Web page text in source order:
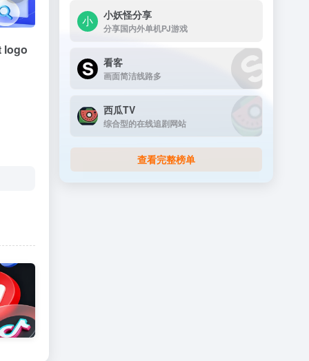
logo
小妖怪分享
分享国内外单机PJ游戏
看客
画面简洁线路多
西瓜TV
综合型的在线追剧网站
查看完整榜单